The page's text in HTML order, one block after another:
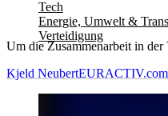
Tech
Energie, Umwelt &
Verteidigung
Um die Zusammenarbeit in
Kjeld NeubertEURACTIV.com